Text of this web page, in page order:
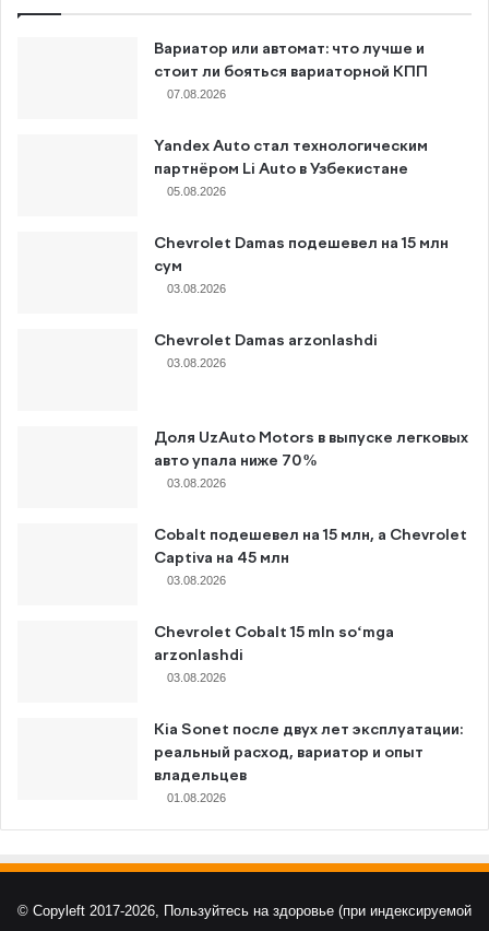
Вариатор или автомат: что лучше и
стоит ли бояться вариаторной КПП
07.08.2026
Yandex Auto стал технологическим
партнёром Li Auto в Узбекистане
05.08.2026
Chevrolet Damas подешевел на 15 млн
сум
03.08.2026
Chevrolet Damas arzonlashdi
03.08.2026
Доля UzAuto Motors в выпуске легковых
авто упала ниже 70%
03.08.2026
Cobalt подешевел на 15 млн, а Chevrolet
Captiva на 45 млн
03.08.2026
Chevrolet Cobalt 15 mln so‘mga
arzonlashdi
03.08.2026
Kia Sonet после двух лет эксплуатации:
реальный расход, вариатор и опыт
владельцев
01.08.2026
© Copyleft 2017-2026, Пользуйтесь на здоровье (при индексируемой